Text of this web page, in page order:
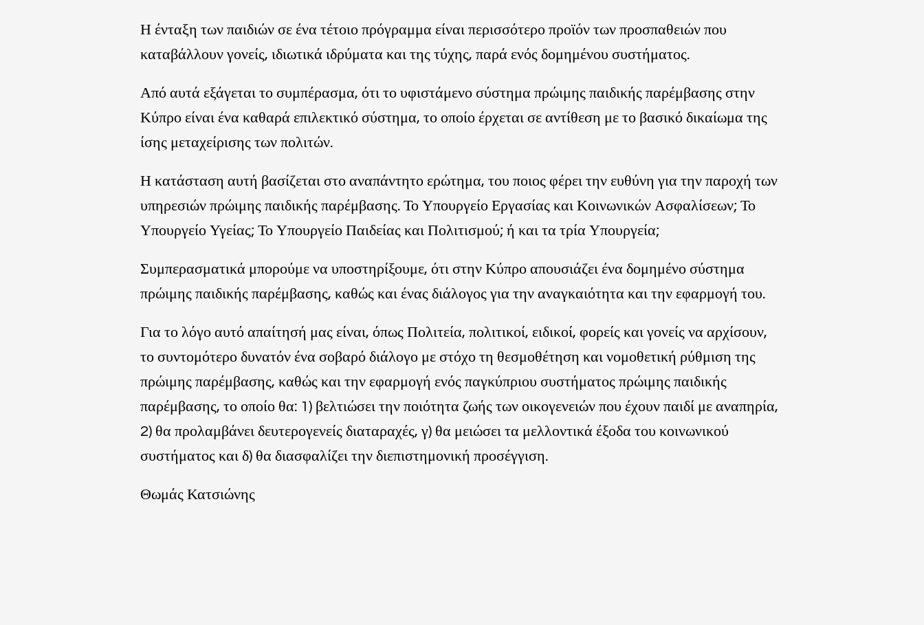
Η ένταξη των παιδιών σε ένα τέτοιο πρόγραμμα είναι περισσότερο προϊόν των προσπαθειών που
καταβάλλουν γονείς, ιδιωτικά ιδρύματα και της τύχης, παρά ενός δομημένου συστήματος.
Από αυτά εξάγεται το συμπέρασμα, ότι το υφιστάμενο σύστημα πρώιμης παιδικής παρέμβασης στην
Κύπρο είναι ένα καθαρά επιλεκτικό σύστημα, το οποίο έρχεται σε αντίθεση με το βασικό δικαίωμα της
ίσης μεταχείρισης των πολιτών.
Η κατάσταση αυτή βασίζεται στο αναπάντητο ερώτημα, του ποιος φέρει την ευθύνη για την παροχή των
υπηρεσιών πρώιμης παιδικής παρέμβασης. Το Υπουργείο Εργασίας και Κοινωνικών Ασφαλίσεων; Το
Υπουργείο Υγείας; Το Υπουργείο Παιδείας και Πολιτισμού; ή και τα τρία Υπουργεία;
Συμπερασματικά μπορούμε να υποστηρίξουμε, ότι στην Κύπρο απουσιάζει ένα δομημένο σύστημα
πρώιμης παιδικής παρέμβασης, καθώς και ένας διάλογος για την αναγκαιότητα και την εφαρμογή του.
Για το λόγο αυτό απαίτησή μας είναι, όπως Πολιτεία, πολιτικοί, ειδικοί, φορείς και γονείς να αρχίσουν,
το συντομότερο δυνατόν ένα σοβαρό διάλογο με στόχο τη θεσμοθέτηση και νομοθετική ρύθμιση της
πρώιμης παρέμβασης, καθώς και την εφαρμογή ενός παγκύπριου συστήματος πρώιμης παιδικής
παρέμβασης, το οποίο θα: 1) βελτιώσει την ποιότητα ζωής των οικογενειών που έχουν παιδί με αναπηρία,
2) θα προλαμβάνει δευτερογενείς διαταραχές, γ) θα μειώσει τα μελλοντικά έξοδα του κοινωνικού
συστήματος και δ) θα διασφαλίζει την διεπιστημονική προσέγγιση.
Θωμάς Κατσιώνης